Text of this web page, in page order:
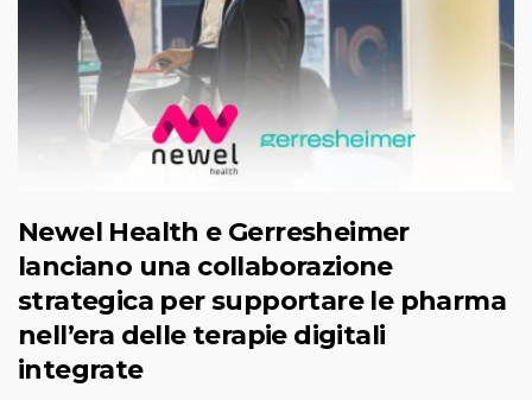
Newel Health e Gerresheimer
lanciano una collaborazione
strategica per supportare le pharma
nell’era delle terapie digitali
integrate